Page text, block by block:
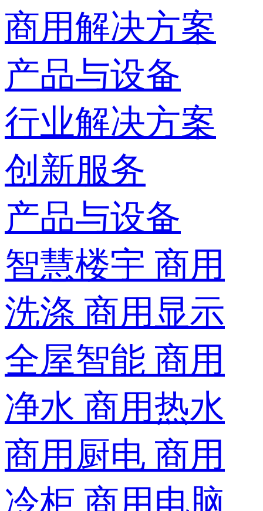
商用解决方案
产品与设备
行业解决方案
创新服务
产品与设备
智慧楼宇 商用
洗涤 商用显示
全屋智能 商用
净水 商用热水
商用厨电 商用
冷柜 商用电脑